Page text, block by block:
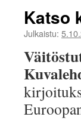
Katso
Julkaistu: